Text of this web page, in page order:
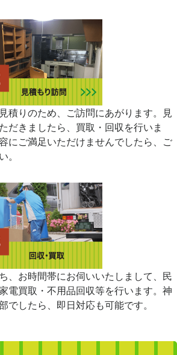
積りのため、ご訪問にあがります。見
だきましたら、買取・回収を行いま
にご満足いただけませんでしたら、ご
。
、お時間帯にお伺いいたしまして、民
電買取・不用品回収等を行います。神
でしたら、即日対応も可能です。